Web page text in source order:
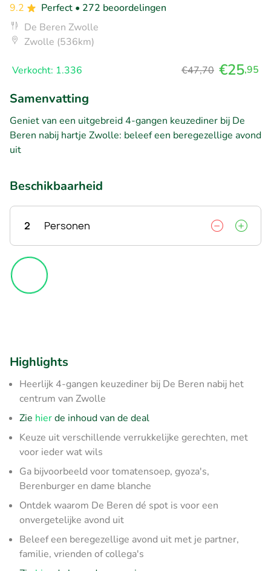
9.2
Perfect • 272 beoordelingen
De Beren Zwolle
Zwolle (536km)
Verkocht: 1.336 €47,70 €25,95
Samenvatting
Geniet van een uitgebreid 4-gangen keuzediner bij De
Beren nabij hartje Zwolle: beleef een beregezellige avond
uit
Beschikbaarheid
2 Personen
Highlights
Heerlijk 4-gangen keuzediner bij De Beren nabij het
centrum van Zwolle
Zie hierde inhoud van de deal
Keuze uit verschillende verrukkelijke gerechten, met
voor ieder wat wils
Ga bijvoorbeeld voor tomatensoep, gyoza's,
Berenburger en dame blanche
Ontdek waarom De Beren dé spot is voor een
onvergetelijke avond uit
Beleef een beregezellige avond uit met je partner,
familie, vrienden of collega's